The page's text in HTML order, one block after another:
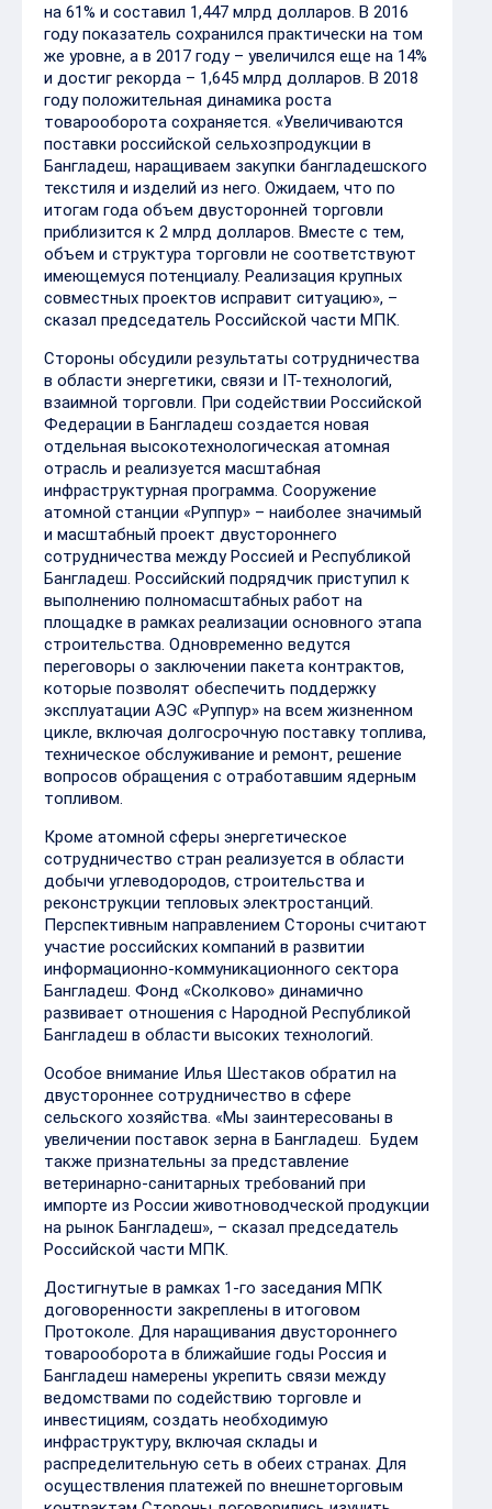
на 61% и составил 1,447 млрд долларов. В 2016
году показатель сохранился практически на том
же уровне, а в 2017 году – увеличился еще на 14%
и достиг рекорда – 1,645 млрд долларов. В 2018
году положительная динамика роста
товарооборота сохраняется. «Увеличиваются
поставки российской сельхозпродукции в
Бангладеш, наращиваем закупки бангладешского
текстиля и изделий из него. Ожидаем, что по
итогам года объем двусторонней торговли
приблизится к 2 млрд долларов. Вместе с тем,
объем и структура торговли не соответствуют
имеющемуся потенциалу. Реализация крупных
совместных проектов исправит ситуацию», –
сказал председатель Российской части МПК.
Стороны обсудили результаты сотрудничества
в области энергетики, связи и IT-технологий,
взаимной торговли. При содействии Российской
Федерации в Бангладеш создается новая
отдельная высокотехнологическая атомная
отрасль и реализуется масштабная
инфраструктурная программа. Сооружение
атомной станции «Руппур» – наиболее значимый
и масштабный проект двустороннего
сотрудничества между Россией и Республикой
Бангладеш. Российский подрядчик приступил к
выполнению полномасштабных работ на
площадке в рамках реализации основного этапа
строительства. Одновременно ведутся
переговоры о заключении пакета контрактов,
которые позволят обеспечить поддержку
эксплуатации АЭС «Руппур» на всем жизненном
цикле, включая долгосрочную поставку топлива,
техническое обслуживание и ремонт, решение
вопросов обращения с отработавшим ядерным
топливом.
Кроме атомной сферы энергетическое
сотрудничество стран реализуется в области
добычи углеводородов, строительства и
реконструкции тепловых электростанций.
Перспективным направлением Стороны считают
участие российских компаний в развитии
информационно-коммуникационного сектора
Бангладеш. Фонд «Сколково» динамично
развивает отношения с Народной Республикой
Бангладеш в области высоких технологий.
Особое внимание Илья Шестаков обратил на
двустороннее сотрудничество в сфере
сельского хозяйства. «Мы заинтересованы в
увеличении поставок зерна в Бангладеш. Будем
также признательны за представление
ветеринарно-санитарных требований при
импорте из России животноводческой продукции
на рынок Бангладеш», – сказал председатель
Российской части МПК.
Достигнутые в рамках 1-го заседания МПК
договоренности закреплены в итоговом
Протоколе. Для наращивания двустороннего
товарооборота в ближайшие годы Россия и
Бангладеш намерены укрепить связи между
ведомствами по содействию торговле и
инвестициям, создать необходимую
инфраструктуру, включая склады и
распределительную сеть в обеих странах. Для
осуществления платежей по внешнеторговым